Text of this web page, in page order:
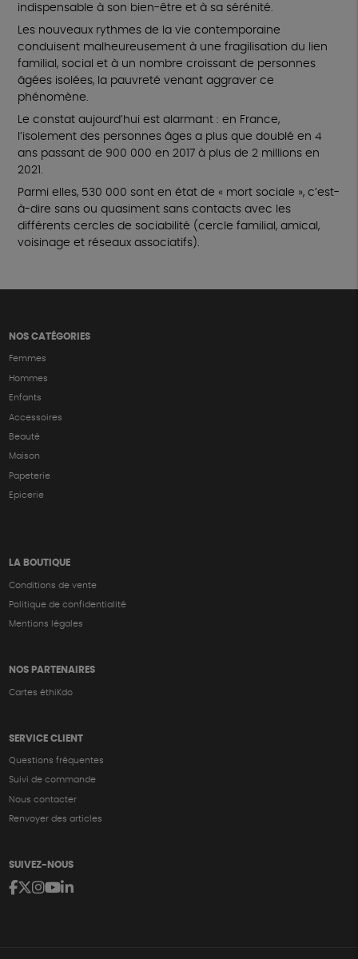
indispensable à son bien-être et à sa sérénité.
Les nouveaux rythmes de la vie contemporaine
conduisent malheureusement à une fragilisation du lien
familial, social et à un nombre croissant de personnes
âgées isolées, la pauvreté venant aggraver ce
phénomène.
Le constat aujourd’hui est alarmant : en France,
l’isolement des personnes âges a plus que doublé en 4
ans passant de 900 000 en 2017 à plus de 2 millions en
2021.
Parmi elles, 530 000 sont en état de « mort sociale », c’est-
à-dire sans ou quasiment sans contacts avec les
différents cercles de sociabilité (cercle familial, amical,
voisinage et réseaux associatifs).
NOS CATÉGORIES
Femmes
Hommes
Enfants
Accessoires
Beauté
Maison
Papeterie
Epicerie
LA BOUTIQUE
Conditions de vente
Politique de confidentialité
Mentions légales
NOS PARTENAIRES
Cartes éthiKdo
SERVICE CLIENT
Questions fréquentes
Suivi de commande
Nous contacter
Renvoyer des articles
SUIVEZ-NOUS